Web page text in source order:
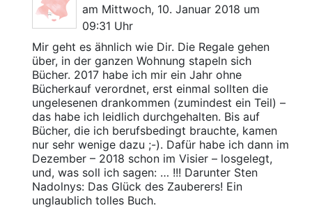
am Mittwoch, 10. Januar 2018 um
09:31 Uhr
Mir geht es ähnlich wie Dir. Die Regale gehen
über, in der ganzen Wohnung stapeln sich
Bücher. 2017 habe ich mir ein Jahr ohne
Bücherkauf verordnet, erst einmal sollten die
ungelesenen drankommen (zumindest ein Teil) –
das habe ich leidlich durchgehalten. Bis auf
Bücher, die ich berufsbedingt brauchte, kamen
nur sehr wenige dazu ;-). Dafür habe ich dann im
Dezember – 2018 schon im Visier – losgelegt,
und, was soll ich sagen: … !!! Darunter Sten
Nadolnys: Das Glück des Zauberers! Ein
unglaublich tolles Buch.